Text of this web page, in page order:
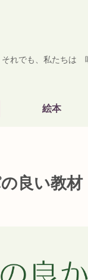
それでも、私たちは
絵本
良い教